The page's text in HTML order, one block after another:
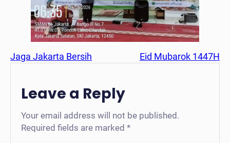
Jaga Jakarta Bersih Eid Mubarok 1447H
Leave a Reply
Your email address will not be published.
Required fields are marked *